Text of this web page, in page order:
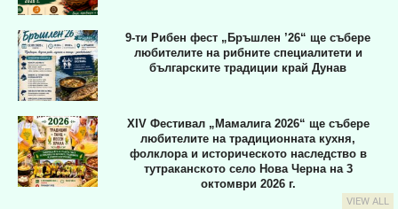
9-ти Рибен фест „Бръшлен ’26“ ще събере
любителите на рибните специалитети и
българските традиции край Дунав
XIV Фестивал „Мамалига 2026“ ще събере
любителите на традиционната кухня,
фолклора и историческото наследство в
тутраканското село Нова Черна на 3
октомври 2026 г.
VIEW ALL